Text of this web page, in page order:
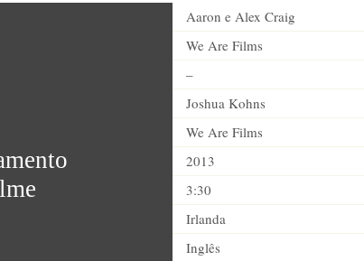
Aaron e Alex Craig
We Are Films
–
Joshua Kohns
We Are Films
2013
3:30
Irlanda
Inglês